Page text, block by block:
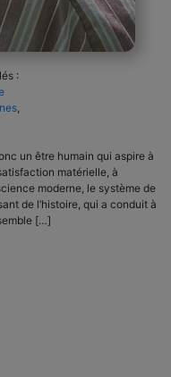
:
un être humain qui aspire à
matérielle, à
moderne, le système de
de l’histoire, qui a conduit à
[…]